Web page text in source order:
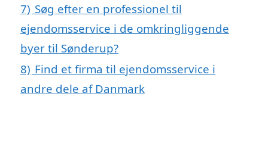
7) Søg efter en professionel til
ejendomsservice i de omkringliggende
byer til Sønderup?
8) Find et firma til ejendomsservice i
andre dele af Danmark